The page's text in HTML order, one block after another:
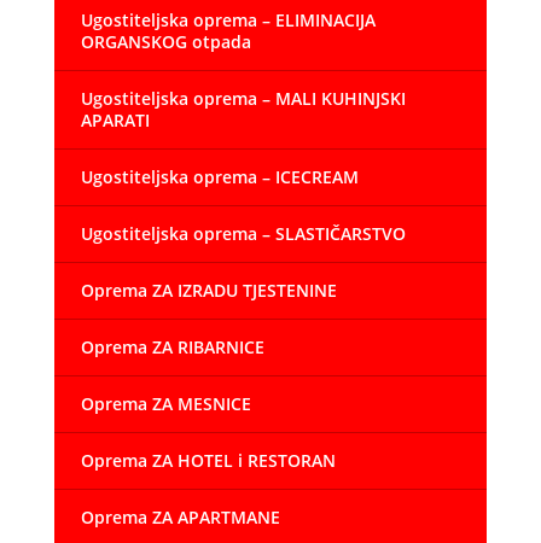
Ugostiteljska oprema – ELIMINACIJA
ORGANSKOG otpada
Ugostiteljska oprema – MALI KUHINJSKI
APARATI
Ugostiteljska oprema – ICECREAM
Ugostiteljska oprema – SLASTIČARSTVO
Oprema ZA IZRADU TJESTENINE
Oprema ZA RIBARNICE
Oprema ZA MESNICE
Oprema ZA HOTEL i RESTORAN
Oprema ZA APARTMANE